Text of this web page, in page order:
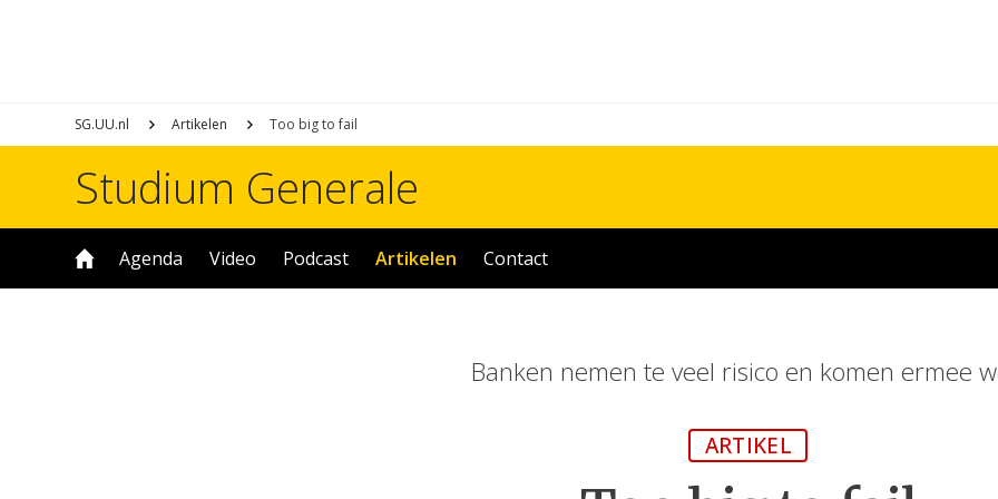
SG.UU.nl Artikelen Too big to fail
Studium Generale
Agenda Video Podcast Artikelen Contact
Banken nemen te veel risico en komen ermee
ARTIKEL